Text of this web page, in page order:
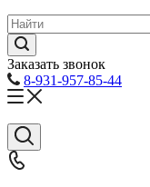
Заказать звонок
8-931-957-85-44